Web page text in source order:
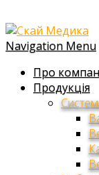
Navigation Menu
Про
Продукція